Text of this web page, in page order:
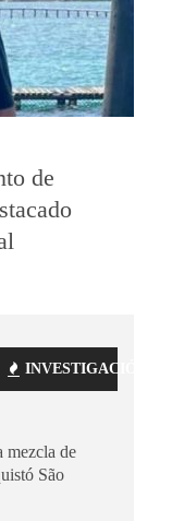
de
INVESTIGACIÓN
mezcla de
São